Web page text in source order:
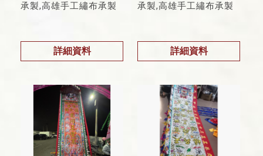
承製,高雄手工繡布承製
詳細資料
承製,高雄手工繡布承製
詳細資料